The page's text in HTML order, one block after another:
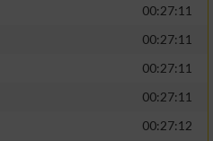
00:27:11
00:27:11
00:27:11
00:27:11
00:27:12